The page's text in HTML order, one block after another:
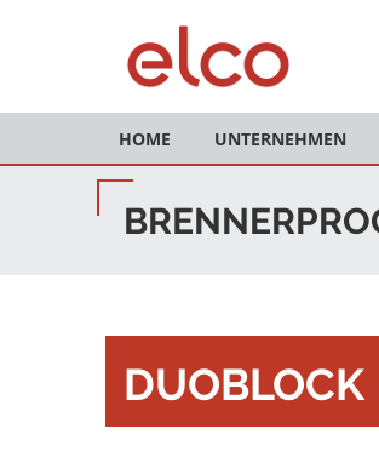
HOME UNTERNEHMEN
DUOBLOCK